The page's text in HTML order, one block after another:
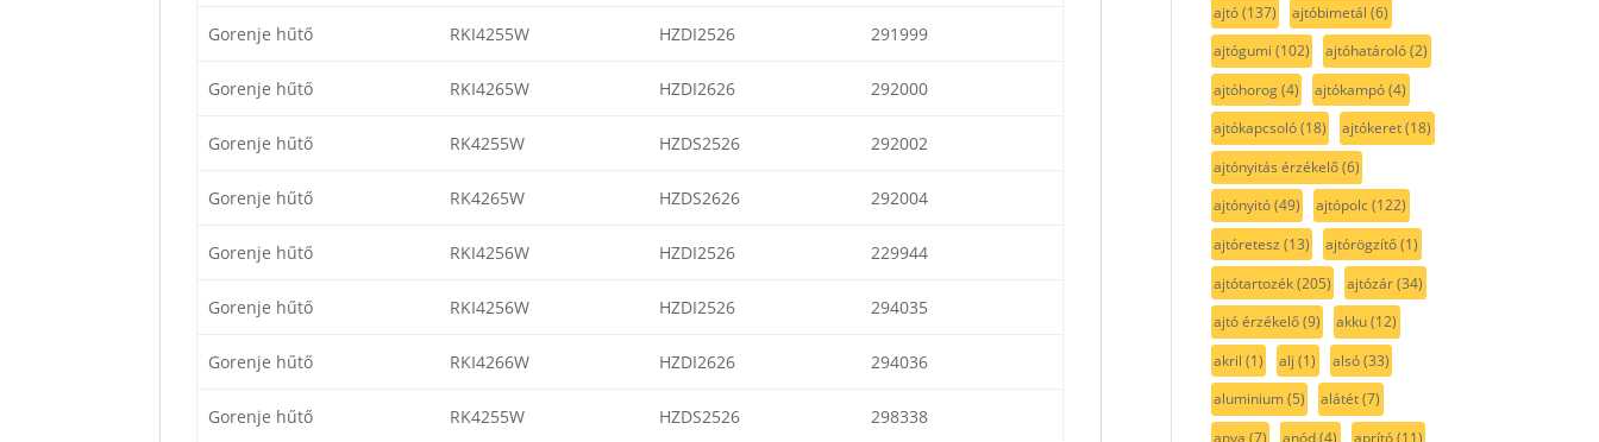
Gorenje hűtő RKI4255W HZDI2526 291999
Gorenje hűtő RKI4265W HZDI2626 292000
Gorenje hűtő RK4255W HZDS2526 292002
Gorenje hűtő RK4265W HZDS2626 292004
Gorenje hűtő RKI4256W HZDI2526 229944
Gorenje hűtő RKI4256W HZDI2526 294035
Gorenje hűtő RKI4266W HZDI2626 294036
Gorenje hűtő RK4255W HZDS2526 298338
ajtó(137) ajtóbimetál (6)
ajtógumi (102) ajtóhatároló(2)
ajtóhorog(4) ajtókampó(4)
ajtókapcsoló(18) ajtókeret(18)
ajtónyitás érzékelő(6)
ajtónyitó(49) ajtópolc(122)
ajtóretesz (13) ajtórögzítő(1)
ajtótartozék(205) ajtózár(34)
ajtó érzékelő(9) akku(12)
akril (1) alj (1) alsó(33)
aluminium(5) alátét(7)
anya (7) anód(4) aprító(11)